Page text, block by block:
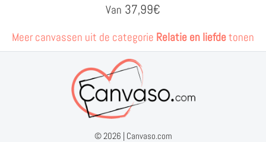
Van 37,99€
Meer canvassen uit de categorie Relatie en liefdetonen
© 2026 | Canvaso.com